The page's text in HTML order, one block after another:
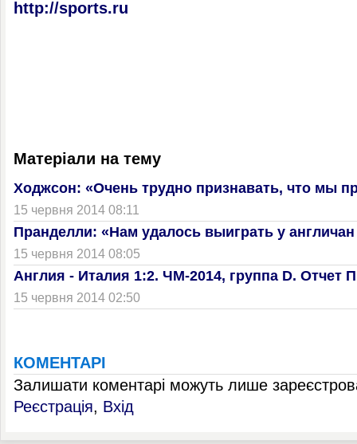
http://sports.ru
Матеріали на тему
Ходжсон: «Очень трудно признавать, что мы
15 червня 2014 08:11
Пранделли: «Нам удалось выиграть у
15 червня 2014 08:05
Англия - Италия 1:2. ЧМ-2014, группа D. Отчет
15 червня 2014 02:50
КОМЕНТАРІ
Залишати коментарі можуть лише
Реєстрація, Вхід